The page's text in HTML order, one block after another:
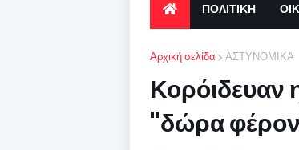
ΠΟΛΙΤΙΚΗ
Αρχική σελίδα ΑΣΤΥΝΟΜΙΚΑ
Κορόιδευαν
"δώρα